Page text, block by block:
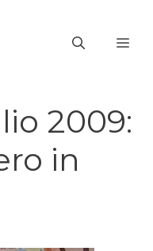
2009:
in